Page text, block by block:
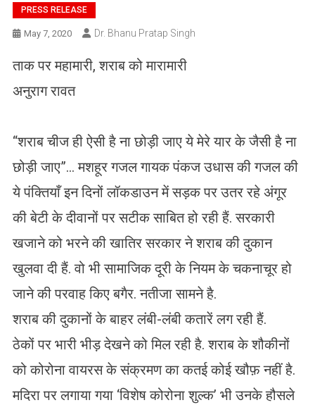
PRESS RELEASE
May 7, 2020 Dr. Bhanu Pratap Singh
ताक पर महामारी, शराब को मारामारी
अनुराग रावत
“शराब चीज ही ऐसी है ना छोड़ी जाए ये मेरे यार के जैसी है ना
छोड़ी जाए”… मशहूर गजल गायक पंकज उधास की गजल की
ये पंक्तियाँ इन दिनों लॉकडाउन में सड़क पर उतर रहे अंगूर
की बेटी के दीवानों पर सटीक साबित हो रही हैं. सरकारी
खजाने को भरने की खातिर सरकार ने शराब की दुकान
खुलवा दी हैं. वो भी सामाजिक दूरी के नियम के चकनाचूर हो
जाने की परवाह किए बगैर. नतीजा सामने है.
शराब की दुकानों के बाहर लंबी-लंबी कतारें लग रही हैं.
ठेकों पर भारी भीड़ देखने को मिल रही है. शराब के शौकीनों
को कोरोना वायरस के संक्रमण का कतई कोई खौफ़ नहीं है.
मदिरा पर लगाया गया ‘विशेष कोरोना शुल्क’ भी उनके हौसले